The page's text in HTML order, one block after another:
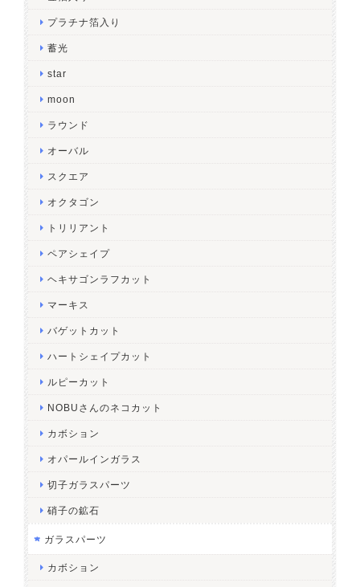
プラチナ箔入り
蓄光
star
moon
ラウンド
オーバル
スクエア
オクタゴン
トリリアント
ペアシェイプ
ヘキサゴンラフカット
マーキス
バゲットカット
ハートシェイプカット
ルピーカット
NOBUさんのネコカット
カボション
オパールインガラス
切子ガラスパーツ
硝子の鉱石
ガラスパーツ
カボション